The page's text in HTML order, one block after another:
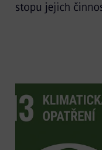
stopu jejich